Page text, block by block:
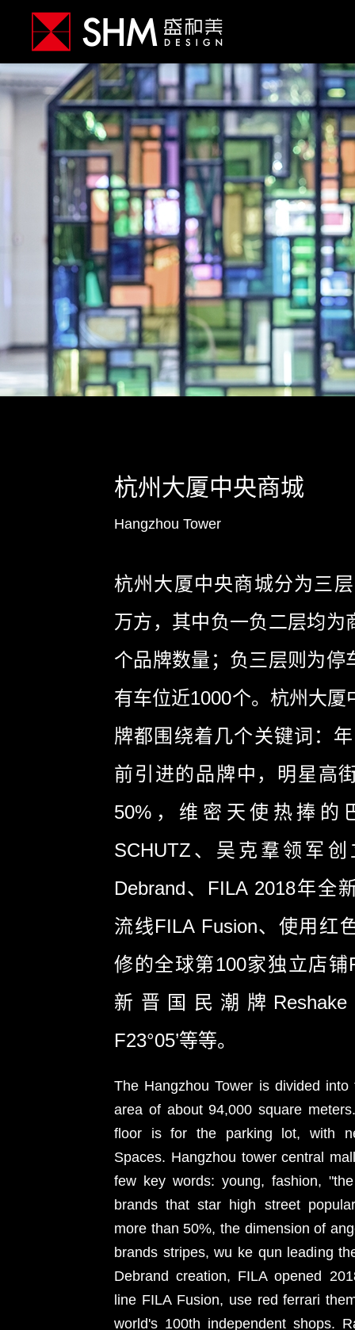
杭州大厦中央商城
Hangzhou Tower
杭州大厦中央商城分为三
万方，其中负一负二层均为
个品牌数量；负三层则为停
有车位近1000个。杭州大厦
牌都围绕着几个关键词：
前引进的品牌中，明星高
50%，维密天使热捧的
SCHUTZ、吴克羣领军
Debrand、FILA 2018年全
流线FILA Fusion、使用红
修的全球第100家独立店铺
新晋国民潮牌
F23°05’等等。
The Hangzhou Tower is divided
area of about 94,000 square
floor is for the parking lot, with
Spaces. Hangzhou tower central
few key words: young, fashion,
brands that star high street
more than 50%, the dimension of
brands stripes, wu ke qun leading
Debrand creation, FILA opened
line FILA Fusion, use red ferrari
world's 100th independent shops.